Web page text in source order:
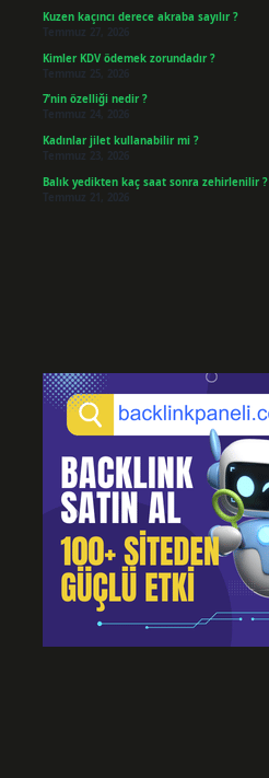
Kuzen kaçıncı derece akraba sayılır ?
Temmuz 27, 2026
Kimler KDV ödemek zorundadır ?
Temmuz 25, 2026
7’nin özelliği nedir ?
Temmuz 24, 2026
Kadınlar jilet kullanabilir mi ?
Temmuz 23, 2026
Balık yedikten kaç saat sonra zehirlenilir ?
Temmuz 21, 2026